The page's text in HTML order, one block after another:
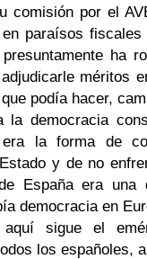
comisión por el
paraísos
ha
méritos
podía hacer,
la democracia
era la forma de
y de no
España era una
democracia en
sigue el
los españoles,